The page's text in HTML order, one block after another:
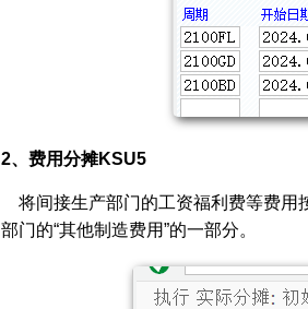
2、费用分摊KSU5
将间接生产部门的工资福利费等费用
部门的“其他制造费用”的一部分。